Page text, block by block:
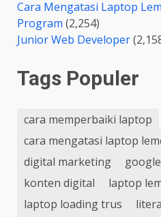
Cara Mengatasi Laptop
Program (2,254)
Junior Web Developer
Tags Populer
cara memperbaiki laptop
cara mengatasi laptop
digital marketing
konten digital
laptop
laptop loading trus